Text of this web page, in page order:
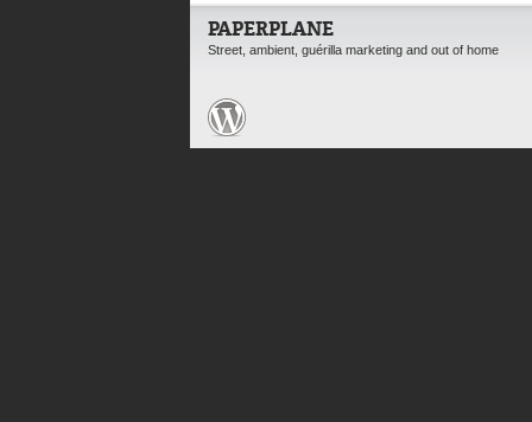
PAPERPLANE
Street, ambient, guérilla marketing and out of home